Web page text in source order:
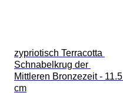
zypriotisch Terracotta
Schnabelkrug der
Mittleren Bronzezeit - 11.5
cm